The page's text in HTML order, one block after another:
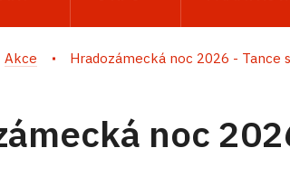
Akce Hradozámecká noc 2026 - Tance
noc